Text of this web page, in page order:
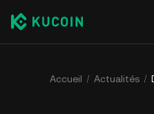
Accueil Actualités